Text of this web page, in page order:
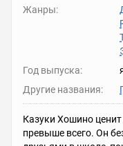
Жанры:
Год выпуска:
Другие названия:
Казуки Хошино
превыше всего. Он